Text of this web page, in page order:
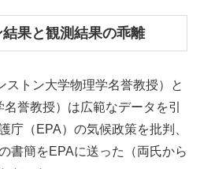
果と観測結果の乖離
ストン大学物理学名誉教授）と
誉教授）は広範なデータを引
庁（EPA）の気候政策を批判、
書簡をEPAに送った（両氏から